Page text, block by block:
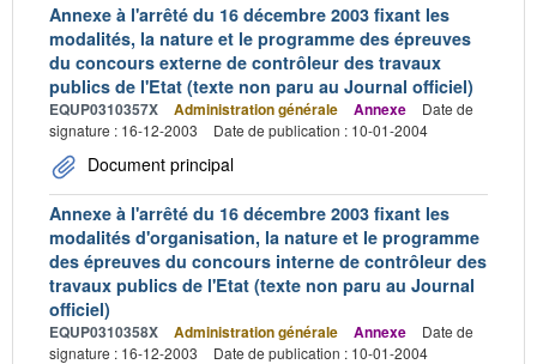
Annexe à l'arrêté du 16 décembre 2003 fixant les
modalités, la nature et le programme des épreuves
du concours externe de contrôleur des travaux
publics de l'Etat (texte non paru au Journal officiel)
EQUP0310357X Administration générale Annexe
Date de
signature : 16-12-2003
Date de publication : 10-01-2004
Document principal
Annexe à l'arrêté du 16 décembre 2003 fixant les
modalités d'organisation, la nature et le programme
des épreuves du concours interne de contrôleur des
travaux publics de l'Etat (texte non paru au Journal
officiel)
EQUP0310358X Administration générale Annexe
Date de
signature : 16-12-2003
Date de publication : 10-01-2004